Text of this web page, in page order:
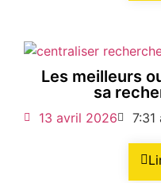
Les meilleurs
sa
13 avril 2026 7:31